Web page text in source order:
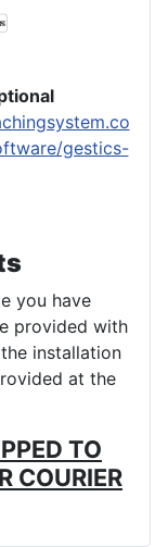
gestics-
you have
provided with
installation
at the
TO
COURIER